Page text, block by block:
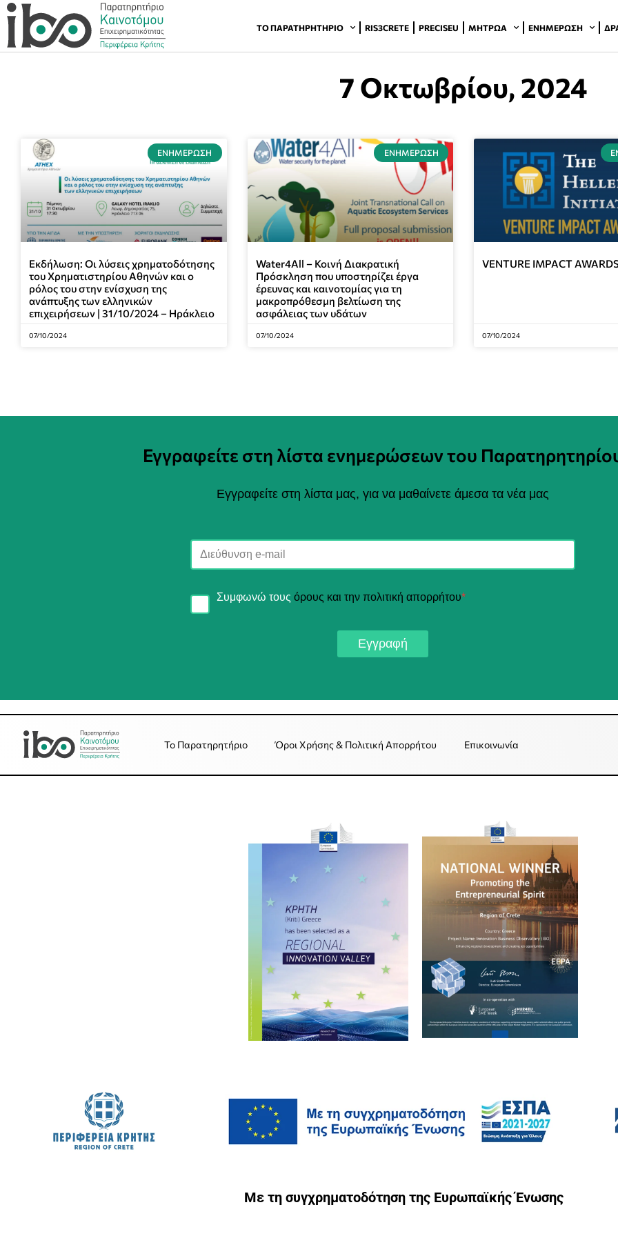
ΤΟ ΠΑΡΑΤΗΡΗΤΉΡΙΟ RIS3CRETE PRECISEU ΜΗΤΡΏΑ ΕΝΗΜΈΡΩΣΗ
7 Οκτωβρίου, 2024
ΕΝΗΜΈΡΩΣΗ
Eκδήλωση: Οι λύσεις χρηματοδότησης
του Χρηματιστηρίου Αθηνών και ο
ρόλος του στην ενίσχυση της
ανάπτυξης των ελληνικών
επιχειρήσεων | 31/10/2024 – Ηράκλειο
07/10/2024
ΕΝΗΜΈΡΩΣΗ
Water4All – Κοινή Διακρατική
Πρόσκληση που υποστηρίζει έργα
έρευνας και καινοτομίας για τη
μακροπρόθεσμη βελτίωση της
ασφάλειας των υδάτων
07/10/2024
VENTURE IMPACT
07/10/2024
Εγγραφείτε στη λίστα ενημερώσεων του
Εγγραφείτε στη λίστα μας, για να μαθαίνετε άμεσα τα νέα μας
Συμφωνώ τουςόρους και την πολιτική απορρήτου*
Εγγραφή
Το Παρατηρητήριο Όροι Χρήσης & Πολιτική Απορρήτου Επικοινωνία
Με τη συγχρηματοδότηση της Ευρωπαϊκής Ένωσης